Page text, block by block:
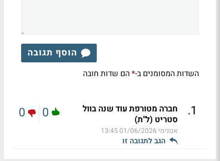
הוסף תגובה
השדות המסומנים ב-*הם שדות חובה
1
.
חברה מטורפת עוד שנה בוול
סטריט (ל"ת)
אנונימי01/06/2026 13:45
הגב לתגובה זו
0
0